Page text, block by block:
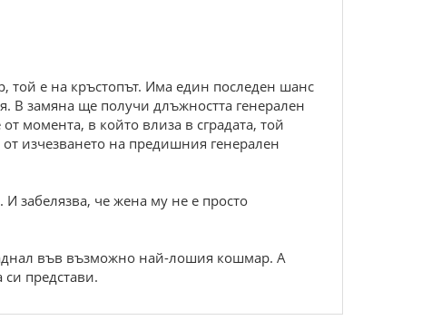
той е на кръстопът. Има един последен шанс
В замяна ще получи длъжността генерален
момента, в който влиза в сградата, той
изчезването на предишния генерален
забелязва, че жена му не е просто
във възможно най-лошия кошмар. А
представи.